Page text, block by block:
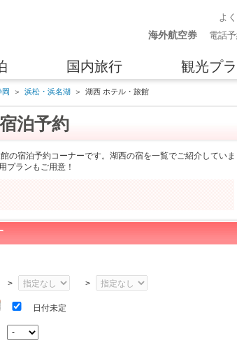
よ
海外航空券 電話
国内旅行 観光プ
岡 ＞ 浜松・浜名湖 ＞ 湖西 ホテル・旅館
泊予約
の宿泊予約コーナーです。湖西の宿を一覧でご紹介していま
プランもご用意！
> >
日付未定